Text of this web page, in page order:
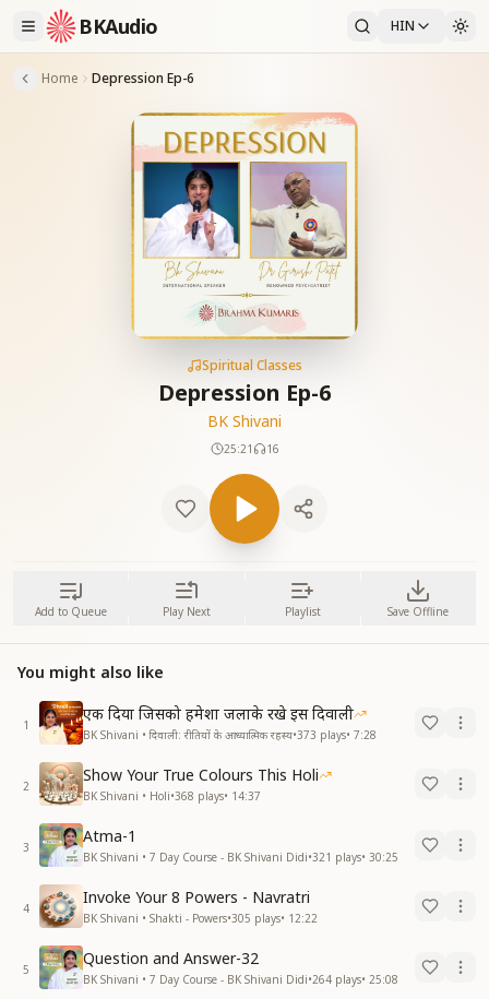
BKAudio HIN
Home Depression Ep-6
Spiritual Classes
Depression Ep-6
BK Shivani
25:21 16
Add to Queue Play Next Playlist Save Offline
You might also like
1
एक दिया जिसको हमेशा जलाके रखे इस दिवाली
BK Shivani • दिवाली: रीतियों के आध्यात्मिक रहस्य•373 plays• 7:28
2
Show Your True Colours This Holi
BK Shivani • Holi•368 plays• 14:37
3
Atma-1
BK Shivani • 7 Day Course - BK Shivani Didi•321 plays• 30:25
4
Invoke Your 8 Powers - Navratri
BK Shivani • Shakti - Powers•305 plays• 12:22
5
Question and Answer-32
BK Shivani • 7 Day Course - BK Shivani Didi•264 plays• 25:08